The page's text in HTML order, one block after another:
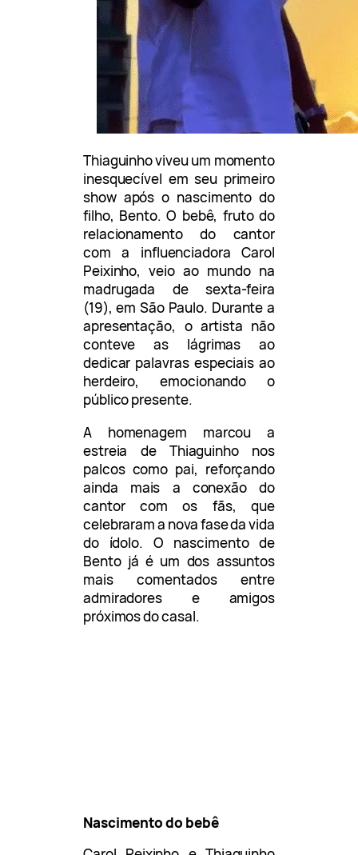
Thiaguinho viveu um momento
inesquecível em seu primeiro
show após o nascimento do
filho, Bento. O bebê, fruto do
relacionamento do cantor
com a influenciadora Carol
Peixinho, veio ao mundo na
madrugada de sexta-feira
(19), em São Paulo. Durante a
apresentação, o artista não
conteve as lágrimas ao
dedicar palavras especiais ao
herdeiro, emocionando o
público presente.
A homenagem marcou a
estreia de Thiaguinho nos
palcos como pai, reforçando
ainda mais a conexão do
cantor com os fãs, que
celebraram a nova fase da vida
do ídolo. O nascimento de
Bento já é um dos assuntos
mais comentados entre
admiradores e amigos
próximos do casal.
Nascimento do bebê